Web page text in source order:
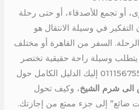
أو تجمع للأصدقاء، أو حتى رحلة
في وسيلة الانتقال هو
السفر من القاهرة أو مختلف
يتطلب وسيلة راحة حقيقية تختصر
المسافات وتمنحك الخصوصية. 01115675586 إليك الدليل الكامل حول
الى شرم الشيخ، وكيف تحول
إلى جزء ممتع من إجازتك.